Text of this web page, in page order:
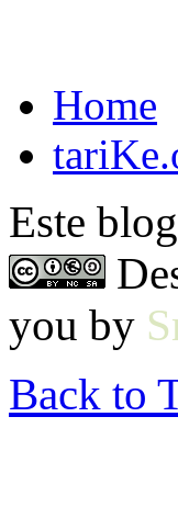
Home
Este
you by
Back to